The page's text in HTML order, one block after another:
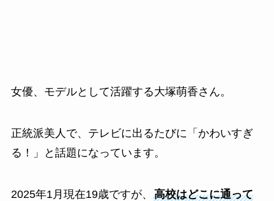
女優、モデルとして活躍する大塚萌香さん。
正統派美人で、テレビに出るたびに「かわいすぎ
る！」と話題になっています。
2025年1月現在19歳ですが、 高校はどこに通って